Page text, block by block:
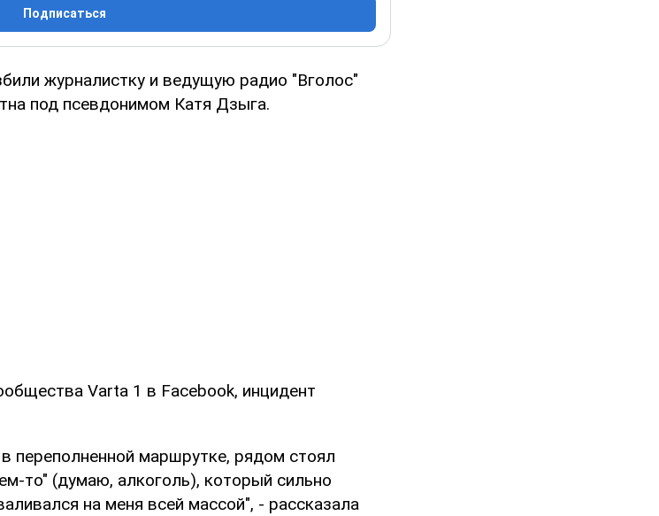
Подписаться
журналистку и ведущую радио "Вголос"
под псевдонимом Катя Дзыга.
Varta 1 в Facebook, инцидент
переполненной маршрутке, рядом стоял
то" (думаю, алкоголь), который сильно
на меня всей массой", - рассказала